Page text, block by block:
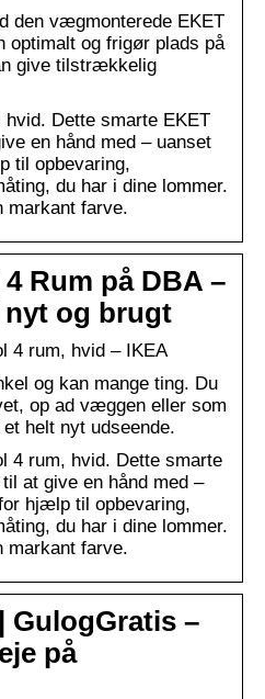
den vægmonterede EKET
optimalt og frigør plads på
give tilstrækkelig
Dette smarte EKET
en hånd med – uanset
til opbevaring,
du har i dine lommer.
markant farve.
Rum på DBA –
nyt og brugt
4 rum, hvid – IKEA
og kan mange ting. Du
op ad væggen eller som
et helt nyt udseende.
4 rum, hvid. Dette smarte
at give en hånd med –
hjælp til opbevaring,
du har i dine lommer.
markant farve.
GulogGratis –
på